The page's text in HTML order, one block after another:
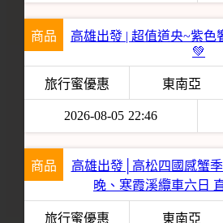
商品
高雄出發 | 超值道央~紫色
💚
旅行蜜優惠 東南亞
2026-08-05 22:46
商品
高雄出發│高松四國感蟹
晚、寒霞溪纜車六日
旅行蜜優惠 東南亞